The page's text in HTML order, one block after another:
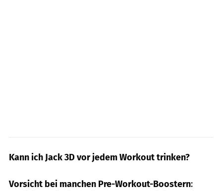
Kann ich Jack 3D vor jedem Workout trinken?
Vorsicht bei manchen Pre-Workout-Boostern: